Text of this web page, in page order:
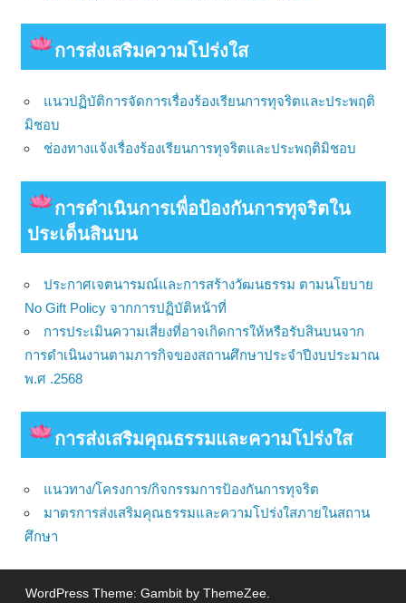
การส่งเสริมความโปร่งใส
แนวปฏิบัติการจัดการเรื่องร้องเรียนการทุจริตและประพฤติ
มิชอบ
ช่องทางแจ้งเรื่องร้องเรียนการทุจริตและประพฤติมิชอบ
การดําเนินการเพื่อป้องกันการทุจริตใน
ประเด็นสินบน
ประกาศเจตนารมณ์และการสร้างวัฒนธรรม ตามนโยบาย
No Gift Policy จากการปฏิบัติหน้าที่
การประเมินความเสี่ยงที่อาจเกิดการให้หรือรับสินบนจาก
การดำเนินงานตามภารกิจของสถานศึกษาประจำปีงบประมาณ
พ.ศ .2568
การส่งเสริมคุณธรรมและความโปร่งใส
แนวทาง/โครงการ/กิจกรรมการป้องกันการทุจริต
มาตรการส่งเสริมคุณธรรมและความโปร่งใสภายในสถาน
ศึกษา
WordPress Theme: Gambit by ThemeZee.